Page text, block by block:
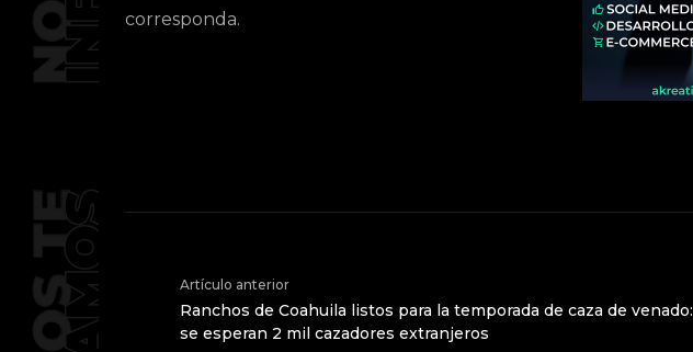
corresponda.
Artículo anterior
Ranchos de Coahuila listos para la temporada de caza de venado:
se esperan 2 mil cazadores extranjeros